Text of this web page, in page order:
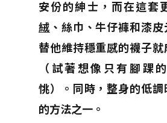
安份的紳士，而在這套
絨 、絲巾、牛仔褲和漆
替他維持穩重感的襪子
（試著想像只有腳踝
恌）。同時，整身的低
的方法之一。